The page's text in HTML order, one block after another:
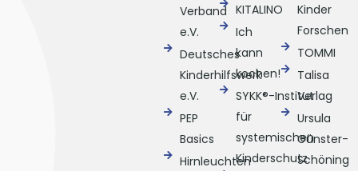
Verband
e.V.
Deutsches
Kinderhilfswerk
e.V.
PEP
Basics
Hirnleuchten
KITALINO
Ich
kann
kochen!
SYKK®-Institut
für
systemischen
Kinderschutz
Kinder
Forschen
TOMMI
Talisa
Verlag
Ursula
Günster-
Schöning